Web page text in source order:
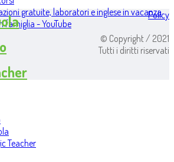
gratuite, laboratori e inglese in vacanza
famiglia - YouTube
Teacher
Policy
© Copyright / 2021
Tutti i diritti riservati